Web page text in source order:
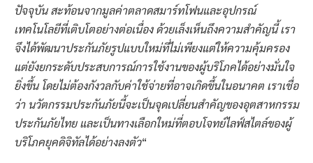
ปัจจุบัน สะท้อนจากมูลค่าตลาดสมาร์ทโฟนและอุปกรณ์
เทคโนโลยีที่เติบโตอย่างต่อเนื่อง ด้วยเล็งเห็นถึงความสำคัญนี้ เรา
จึงได้พัฒนาประกันภัยรูปแบบใหม่ที่ไม่เพียงแต่ให้ความคุ้มครอง
แต่ยังยกระดับประสบการณ์การใช้งานของผู้บริโภคได้อย่างมั่นใจ
ยิ่งขึ้น โดยไม่ต้องกังวลกับค่าใช้จ่ายที่อาจเกิดขึ้นในอนาคต เราเชื่อ
ว่า นวัตกรรมประกันภัยนี้จะเป็นจุดเปลี่ยนสำคัญของอุตสาหกรรม
ประกันภัยไทย และเป็นทางเลือกใหม่ที่ตอบโจทย์ไลฟ์สไตล์ของผู้
บริโภคยุคดิจิทัลได้อย่างลงตัว“